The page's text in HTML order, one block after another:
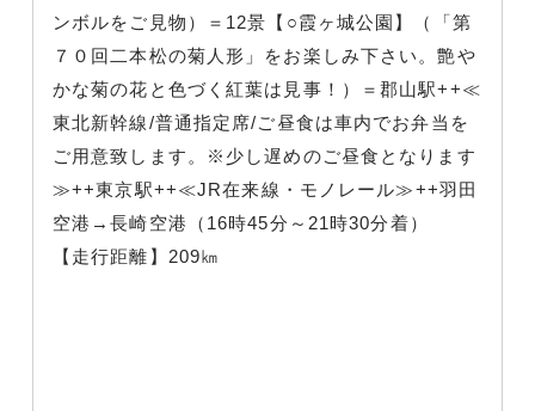
ンボルをご見物）＝12景【○霞ヶ城公園】（「第
７０回二本松の菊人形」をお楽しみ下さい。艶や
かな菊の花と色づく紅葉は見事！）＝郡山駅++≪
東北新幹線/普通指定席/ご昼食は車内でお弁当を
ご用意致します。※少し遅めのご昼食となります
≫++東京駅++≪JR在来線・モノレール≫++羽田
空港→長崎空港（16時45分～21時30分着）
【走行距離】209㎞